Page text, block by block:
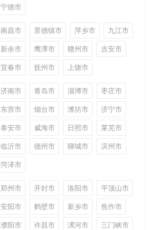
宁德市
南昌市 景德镇市 萍乡市
九江市
新余市
鹰潭市 赣州市
吉安市
宜春市
抚州市 上饶市
济南市 青岛市 淄博市
枣庄市
东营市
烟台市 潍坊市
济宁市
泰安市
威海市 日照市
莱芜市
临沂市
德州市 聊城市
滨州市
菏泽市
郑州市 开封市 洛阳市
平顶山市
安阳市
鹤壁市 新乡市
焦作市
濮阳市
许昌市 漯河市
三门峡市